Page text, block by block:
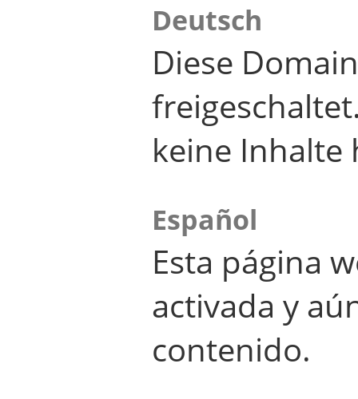
Deutsch
Diese
keine Inhalte
Español
Esta página
activada y
contenido.